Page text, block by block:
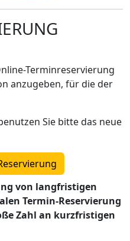
Terminreservierung
anzugeben, für die der
Sie bitte das neue
von langfristigen
Termin-Reservierung
Zahl an kurzfristigen